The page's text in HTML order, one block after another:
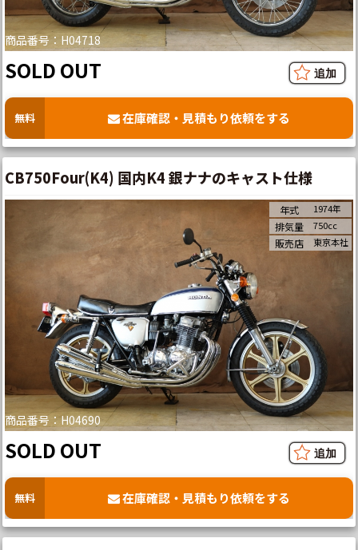
商品番号：H04718
SOLD OUT
無料 在庫確認・見積もり依頼をする
CB750Four(K4) 国内K4 銀ナナのキャスト仕様
商品番号：H04690
年式 1974年
排気量 750cc
販売店 東京本社
SOLD OUT
無料 在庫確認・見積もり依頼をする